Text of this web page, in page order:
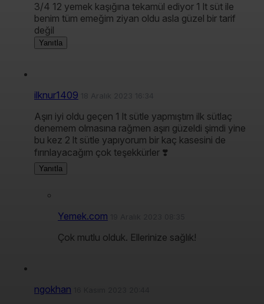
3/4 12 yemek kaşığına tekamül ediyor 1 lt süt ile
benim tüm emeğim ziyan oldu asla güzel bir tarif
değil
Yanıtla
ilknur1409 18 Aralık 2023 16:34
Aşırı iyi oldu geçen 1 lt sütle yapmıştım ilk sütlaç
denemem olmasına rağmen aşırı güzeldi şimdi yine
bu kez 2 lt sütle yapıyorum bir kaç kasesini de
fırınlayacağım çok teşekkürler ❣️
Yanıtla
Yemek.com
Çok mutlu olduk. Ellerinize sağlık!
ngokhan